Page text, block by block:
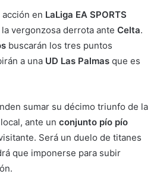
en LaLiga EA SPORTS
vergonzosa derrota ante Celta.
buscarán los tres puntos
a una UD Las Palmas que es
sumar su décimo triunfo de la
ante un conjunto pío pío
Será un duelo de titanes
que imponerse para subir